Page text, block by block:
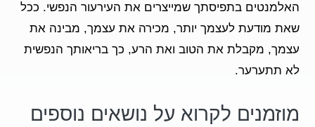
האלמנטים בתפיסתך שמייצרים את העירעור הנפשי. ככל
שאת מודעת לעצמך יותר, מכירה את עצמך, מבינה את
עצמך, מקבלת את הטוב ואת הרע, כך בריאותך הנפשית
לא תתערער.
מוזמנים לקרוא על נושאים נוספים